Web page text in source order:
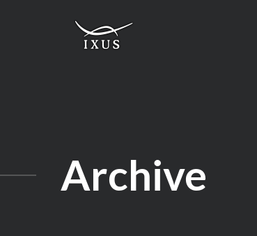
Archive